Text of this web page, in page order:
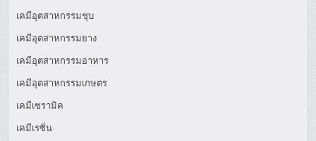
เคมีอุตสาหกรรมชุบ
เคมีอุตสาหกรรมยาง
เคมีอุตสาหกรรมอาหาร
เคมีอุตสาหกรรมเกษตร
เคมีเซรามิค
เคมีเรซิ่น